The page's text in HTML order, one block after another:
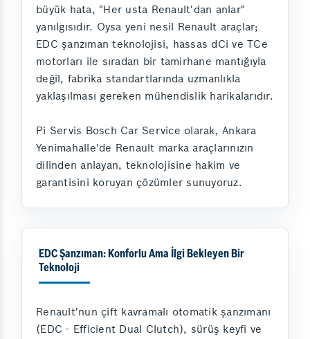
büyük hata, "Her usta Renault'dan anlar"
yanılgısıdır. Oysa yeni nesil Renault araçlar;
EDC şanzıman teknolojisi, hassas dCi ve TCe
motorları ile sıradan bir tamirhane mantığıyla
değil, fabrika standartlarında uzmanlıkla
yaklaşılması gereken mühendislik harikalarıdır.
Pi Servis Bosch Car Service olarak, Ankara
Yenimahalle'de Renault marka araçlarınızın
dilinden anlayan, teknolojisine hakim ve
garantisini koruyan çözümler sunuyoruz.
EDC Şanzıman: Konforlu Ama İlgi Bekleyen Bir
Teknoloji
Renault'nun çift kavramalı otomatik şanzımanı
(EDC - Efficient Dual Clutch), sürüş keyfi ve